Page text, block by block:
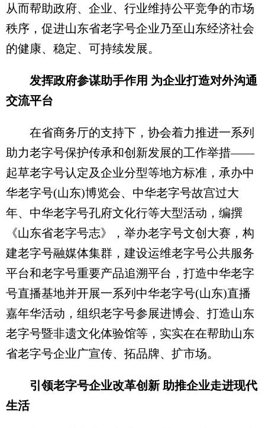
从而帮助政府、企业、行业维持公平竞争的市场
秩序，促进山东省老字号企业乃至山东经济社会
的健康、稳定、可持续发展。
发挥政府参谋助手作用 为企业打造对外沟通
交流平台
在省商务厅的支持下，协会着力推进一系列
助力老字号保护传承和创新发展的工作举措——
起草老字号认定及企业分型等地方标准，承办中
华老字号(山东)博览会、中华老字号故宫过大
年、中华老字号孔府文化行等大型活动，编撰
《山东省老字号志》，举办老字号文创大赛，构
建老字号融媒体集群，建设运维老字号公共服务
平台和老字号重要产品追溯平台，打造中华老字
号直播基地并开展一系列中华老字号(山东)直播
嘉年华活动，组织老字号参展进博会、打造山东
老字号暨非遗文化体验馆等，实实在在帮助山东
省老字号企业广宣传、拓品牌、扩市场。
引领老字号企业改革创新 助推企业走进现代
生活